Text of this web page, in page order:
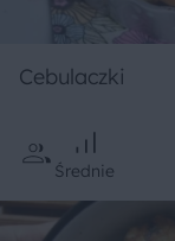
Cebulaczki
Średnie